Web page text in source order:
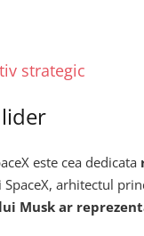
strategic
este cea dedicata
arhitectul
Musk ar